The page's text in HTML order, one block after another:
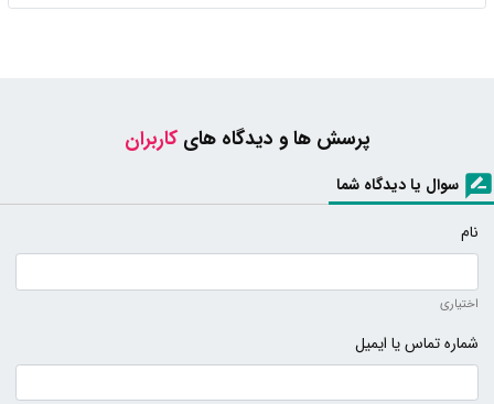
پرسش ها و دیدگاه هایکاربران
سوال یا دیدگاه شما
نام
اختیاری
شماره تماس یا ایمیل